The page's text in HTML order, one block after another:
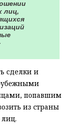
лиц,
сделки и
попавшим
из страны